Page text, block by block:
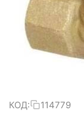
КОД: 114779